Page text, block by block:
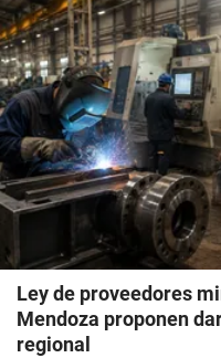
Ley de proveedores
Mendoza proponen
regional